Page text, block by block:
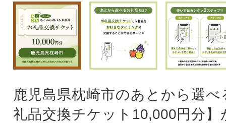
鹿児島県枕崎市のあとから選
礼品交換チケット10,000円分】